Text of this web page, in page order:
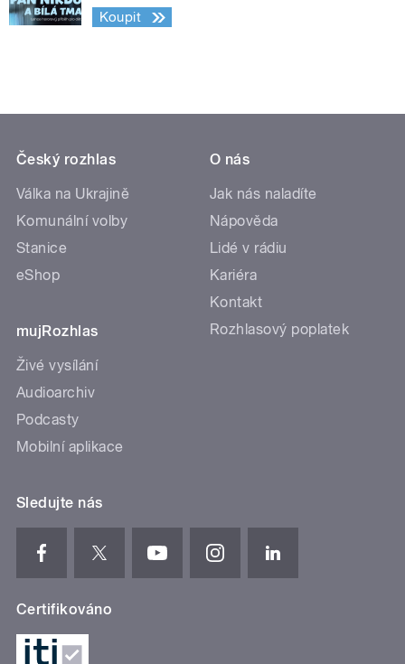
Koupit
Český rozhlas
Válka na Ukrajině
Komunální volby
Stanice
eShop
mujRozhlas
Živé vysílání
Audioarchiv
Podcasty
Mobilní aplikace
O nás
Jak nás naladíte
Nápověda
Lidé v rádiu
Kariéra
Kontakt
Rozhlasový poplatek
Sledujte nás
Certifikováno